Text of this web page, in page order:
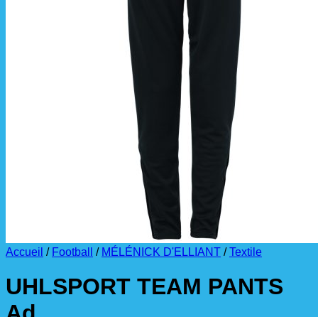
La livraison est effectuée directement au club
La commande est à récupérer auprès du
référent des équipements du club
Accueil / Football / MÉLÉNICK D'ELLIANT / Textile
UHLSPORT TEAM PANTS